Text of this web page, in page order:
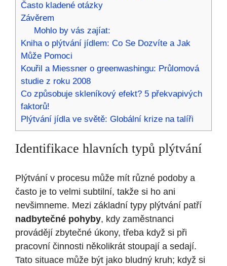
Často kladené otázky
Závěrem
Mohlo by vás zajíat:
Kniha o plýtvání jídlem: Co Se Dozvíte a Jak
Může Pomoci
Kouřil a Miessner o greenwashingu: Průlomová
studie z roku 2008
Co způsobuje skleníkový efekt? 5 překvapivých
faktorů!
Plýtvání jídla ve světě: Globální krize na talíři
Identifikace hlavních typů plýtvání
Plýtvání v procesu může mít různé podoby a
často je to velmi subtilní, takže si ho ani
nevšimneme. Mezi základní typy plýtvání patří
nadbytečné pohyby, kdy zaměstnanci
provádějí zbytečné úkony, třeba když si při
pracovní činnosti několikrát stoupají a sedají.
Tato situace může být jako bludný kruh; když si